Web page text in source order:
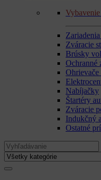
Zváracie
Brúsky
Ochranné
Ohrievače
Nabíjačky
Štartéry
Zváracie
Indukčný
Ostatné
Search
for: